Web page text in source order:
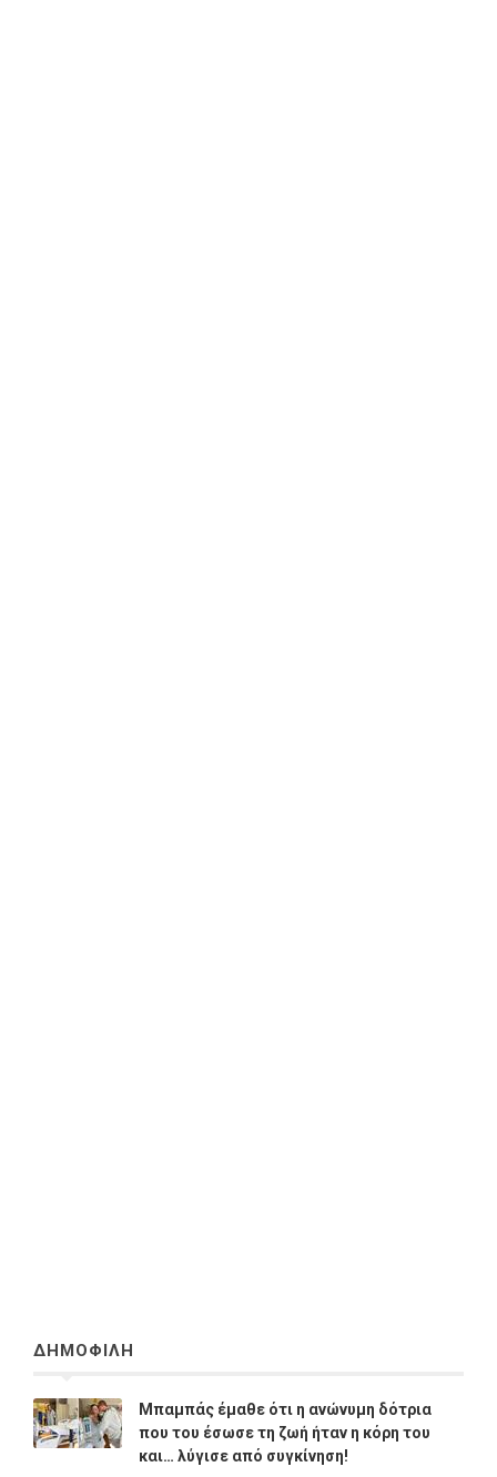
ΔΗΜΟΦΙΛΗ
Μπαμπάς έμαθε ότι η ανώνυμη δότρια
που του έσωσε τη ζωή ήταν η κόρη του
και… λύγισε από συγκίνηση!